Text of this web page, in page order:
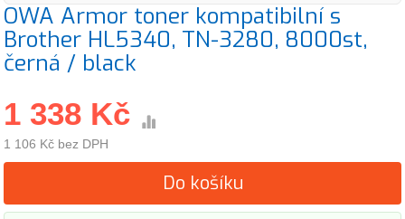
OWA Armor toner kompatibilní s
Brother HL5340, TN-3280, 8000st,
černá / black
1 338 Kč
1 106 Kč bez DPH
Do košíku